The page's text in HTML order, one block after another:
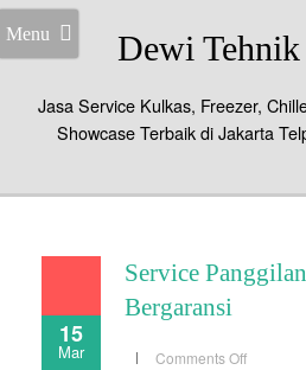
Menu Dewi
Jasa Service Kulkas, Freezer,
Showcase Terbaik di Jakarta
15
Mar
Service
Bergaransi
Comments Offon